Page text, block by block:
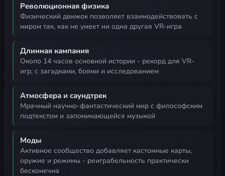
Революционная физика
физический движок позволяет взаимодействовать с
миром так, как не умеет ни одна другая VR-игра
Длинная кампания
около 14 часов основной истории - рекорд для VR-
игр, с загадками, боями и исследованием
Атмосфера и саундтрек
мрачный научно-фантастический мир с философским
подтекстом и запоминающейся музыкой
Моды
активное сообщество добавляет кастомные карты,
оружие и режимы - реиграбельность практически
бесконечна